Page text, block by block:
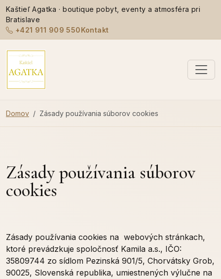
Kaštieľ Agatka · boutique pobyt, eventy a atmosféra pri
Bratislave
+421 911 909 550Kontakt
Domov Zásady používania súborov cookies
Zásady používania súborov
cookies
Zásady používania cookies na webových stránkach,
ktoré prevádzkuje spoločnosť Kamila a.s., IČO:
35809744 zo sídlom Pezinská 901/5, Chorvátsky Grob,
90025, Slovenská republika, umiestnených výlučne na